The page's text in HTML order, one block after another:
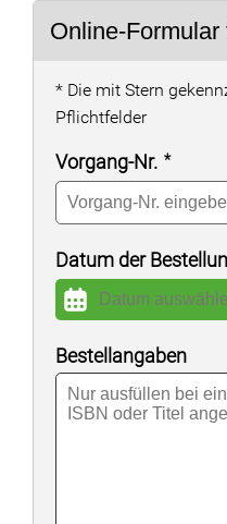
Online-
* Die mit Stern
Pflichtfelder
Vorgang-Nr.
Datum der
Bestellangaben